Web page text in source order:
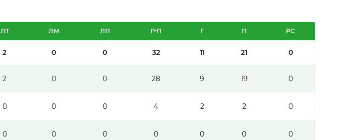
ЛТ ЛМ ЛП Г+П Г П PC
2 0 0 32 11 21 0
2 0 0 28 9 19 0
0 0 0 4 2 2 0
0 0 0 0 0 0 0